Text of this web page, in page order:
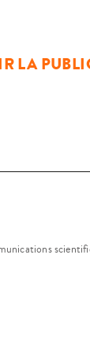
LA